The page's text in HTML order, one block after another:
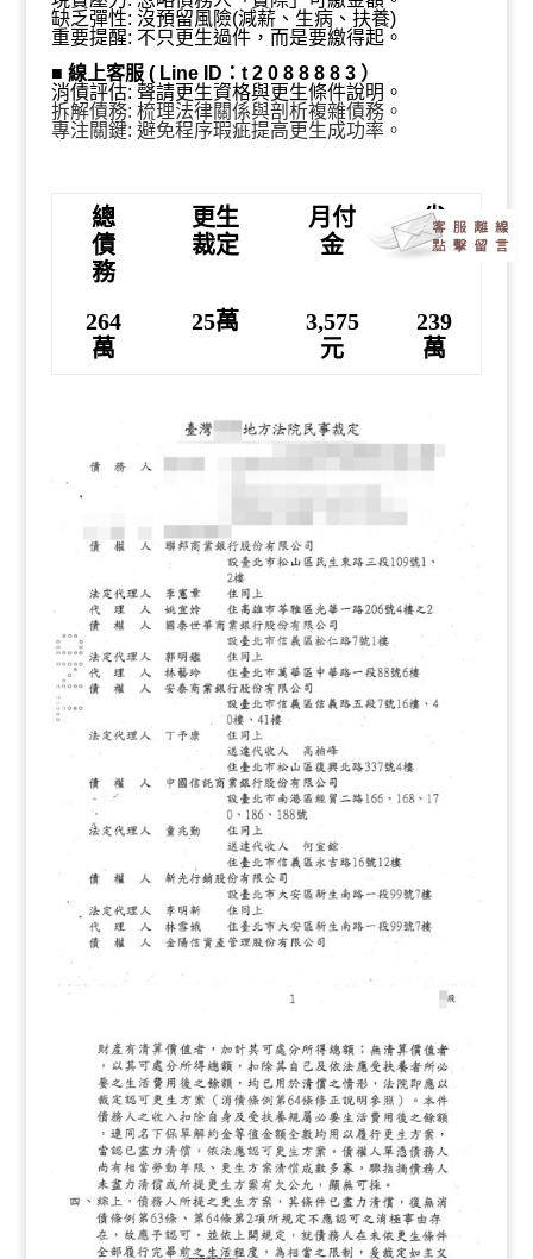
缺乏彈性: 沒預留風險(減薪、生病、扶養)
重要提醒: 不只更生過件，而是要繳得起。
■ 線上客服 ( Line ID：t 2 0 8 8 8 8 3 ）
消債評估: 聲請更生資格與更生條件說明 。
拆解債務: 梳理法律關係與剖析複雜債務。
專注關鍵: 避免程序瑕疵提高更生成功率。
總
債
務
更生
裁定
月付
金
省
264
萬
25萬
3,575
元
239
萬